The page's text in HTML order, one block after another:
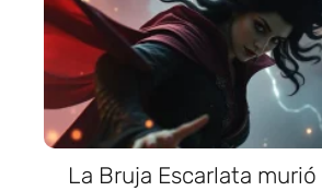
La Bruja Escarlata